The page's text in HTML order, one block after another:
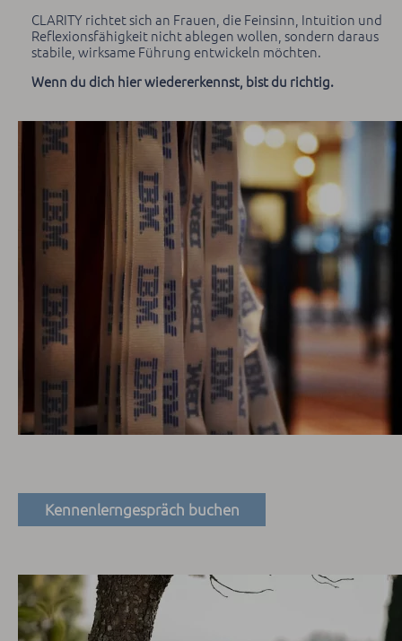
CLARITY richtet sich an Frauen, die Feinsinn, Intuition und
Reflexionsfähigkeit nicht ablegen wollen, sondern daraus
stabile, wirksame Führung entwickeln möchten.
Wenn du dich hier wiedererkennst, bist du richtig.
Kennenlerngespräch buchen